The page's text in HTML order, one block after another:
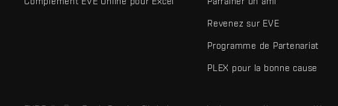
Revenez sur EVE
Programme de Partenariat
PLEX pour la bonne cause